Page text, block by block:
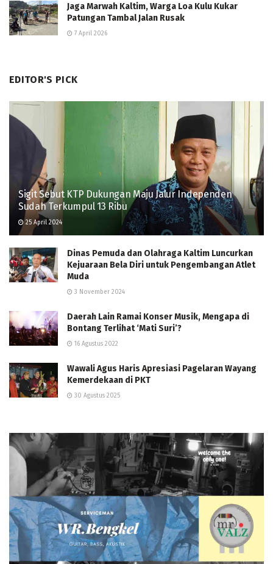
Jaga Marwah Kaltim, Warga Loa Kulu Kukar
Patungan Tambal Jalan Rusak
7 April 2026
EDITOR'S PICK
Sigit Sebut KTP Dukungan Maju Jalur Independen
Sudah Terkumpul 13 Ribu
25 April 2024
Dinas Pemuda dan Olahraga Kaltim Luncurkan
Kejuaraan Bela Diri untuk Pengembangan Atlet
Muda
3 November 2024
Daerah Lain Ramai Konser Musik, Mengapa di
Bontang Terlihat ‘Mati Suri’?
16 Agustus 2022
Wawali Agus Haris Apresiasi Pagelaran Wayang
Kemerdekaan di PKT
30 Agustus 2025